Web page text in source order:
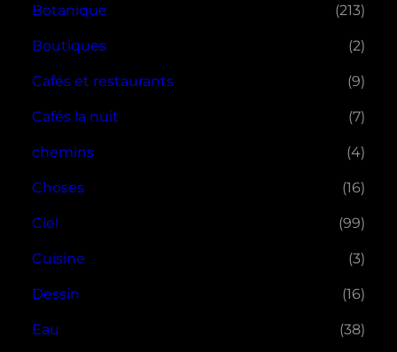
Botanique (213)
Boutiques (2)
Cafés et restaurants (9)
Cafés la nuit (7)
chemins (4)
Choses (16)
Ciel (99)
Cuisine (3)
Dessin (16)
Eau (38)